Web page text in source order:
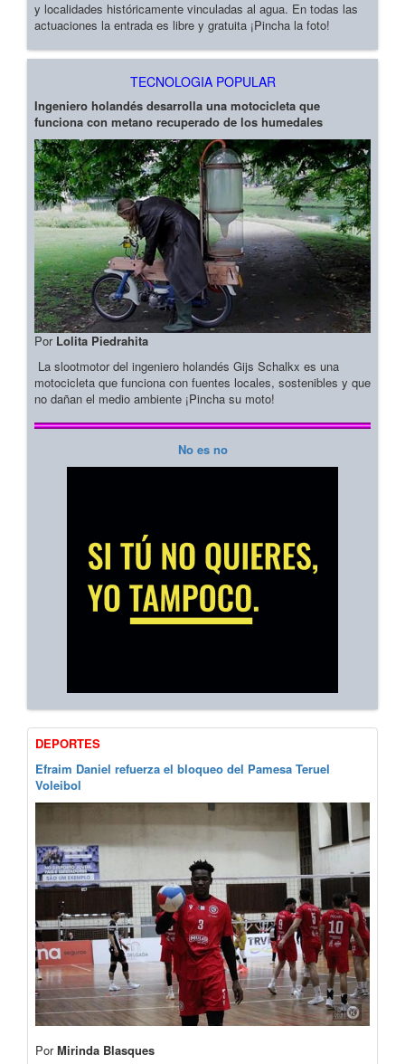
y localidades históricamente vinculadas al agua. En todas las
actuaciones la entrada es libre y gratuita ¡Pincha la foto!
TECNOLOGIA POPULAR
Ingeniero holandés desarrolla una motocicleta que
funciona con metano recuperado de los humedales
Por Lolita Piedrahita
La slootmotor del ingeniero holandés Gijs Schalkx es una
motocicleta que funciona con fuentes locales, sostenibles y que
no dañan el medio ambiente ¡Pincha su moto!
No es no
DEPORTES
Efraim Daniel refuerza el bloqueo del Pamesa Teruel
Voleibol
PorMirinda Blasques